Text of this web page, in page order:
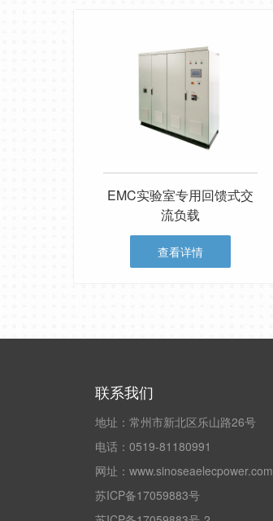
EMC实验室专用回馈式交
流负载
查看详情
联系我们
地址：常州市新北区乐山路26号
电话：0519-81180991
网址：www.sinoseaelecpower.com
苏ICP备17059883号